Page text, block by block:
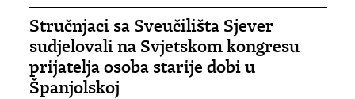
Stručnjaci sa Sveučilišta Sjever
sudjelovali na Svjetskom kongresu
prijatelja osoba starije dobi u
Španjolskoj